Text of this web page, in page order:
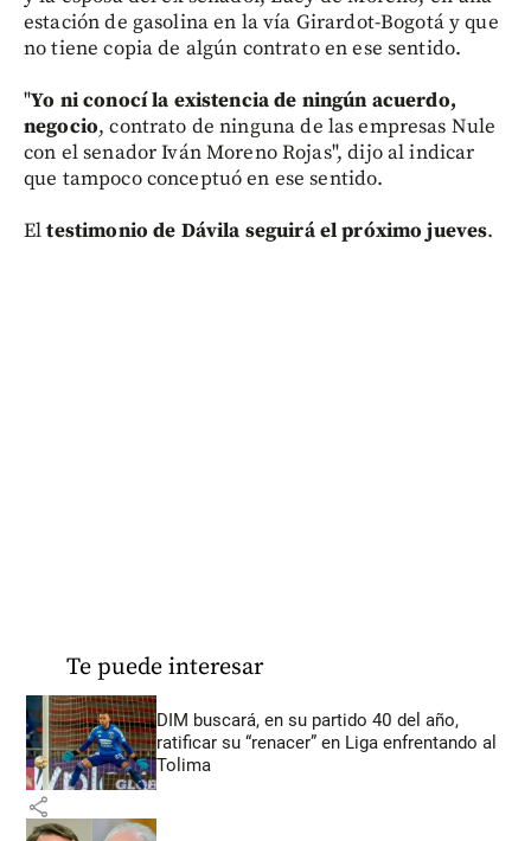
estación de gasolina en la vía Girardot-Bogotá y que
no tiene copia de algún contrato en ese sentido.
"Yo ni conocí la existencia de ningún acuerdo,
negocio, contrato de ninguna de las empresas Nule
con el senador Iván Moreno Rojas", dijo al indicar
que tampoco conceptuó en ese sentido.
Eltestimonio de Dávila seguirá el próximo jueves.
Te puede interesar
DIM buscará, en su partido 40 del año,
ratificar su “renacer” en Liga enfrentando al
Tolima
share